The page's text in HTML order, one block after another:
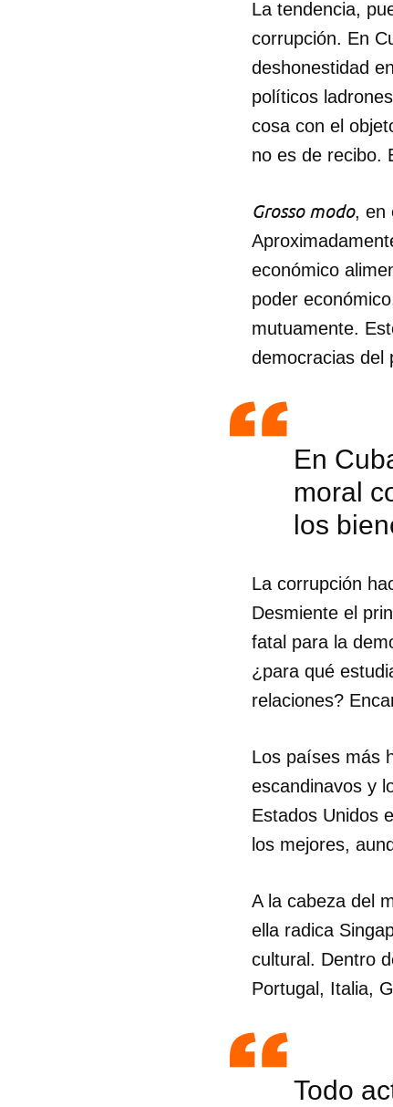
La tendencia,
corrupción. En
deshonestidad
políticos
cosa con el
no es de recibo.
Grosso modo, en
económico
poder
mutuamente.
democracias del
En
moral
los
La corrupción
Desmiente el
fatal para la
¿para qué
relaciones?
Los países más
escandinavos y
Estados Unidos
los mejores,
A la cabeza del
ella radica
cultural. Dentro
Portugal, Italia,
Todo